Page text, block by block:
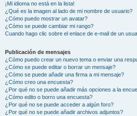
¡Mi idioma no está en la lista!
¿Qué es la imagen al lado de mi nombre de usuario?
¿Cómo puedo mostrar un avatar?
¿Cómo se puede cambiar mi rango?
Cuando hago clic sobre el enlace de e-mail de un
Publicación de mensajes
¿Cómo puedo crear un nuevo tema o enviar una
¿Cómo se puede editar o borrar un mensaje?
¿Cómo se puede añadir una firma a mi mensaje?
¿Cómo creo una encuesta?
¿Por qué no se puede añadir más opciones a la
¿Cómo edito o borro una encuesta?
¿Por qué no se puede acceder a algún foro?
¿Por qué no se puede añadir archivos adjuntos?